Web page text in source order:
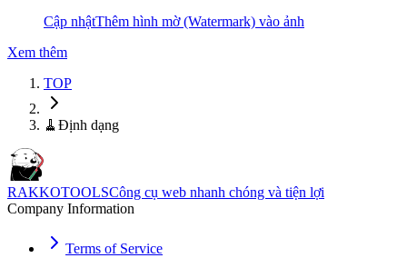
Cập nhậtThêm hình mờ (Watermark) vào ảnh
Xem thêm
TOP
🧹 Định dạng
RAKKOTOOLSCông cụ web nhanh chóng và tiện lợi
Company Information
Terms of Service